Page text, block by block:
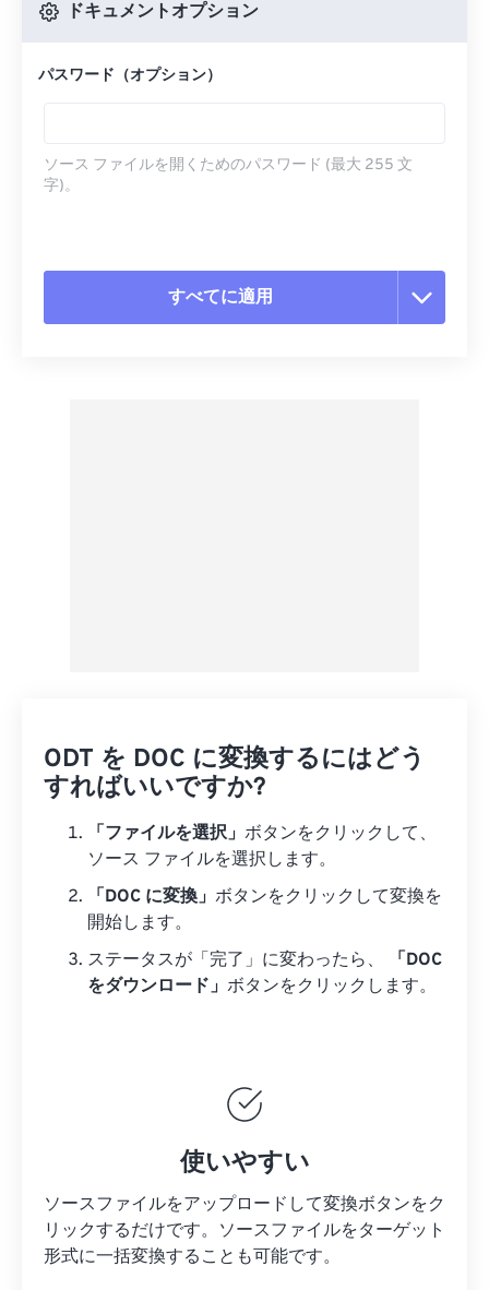
ドキュメントオプション
パスワード（オプション）
ソース ファイルを開くためのパスワード (最大 255 文
字)。
すべてに適用
ODT を DOC に変換するにはどう
すればいいですか?
「ファイルを選択」 ボタンをクリックして、
ソース ファイルを選択します。
「DOC に変換」 ボタンをクリックして変換を
開始します。
ステータスが「完了」に変わったら、
「DOC
をダウンロード」 ボタンをクリックします。
使いやすい
ソースファイルをアップロードして変換ボタンをク
リックするだけです。 ソースファイルをターゲット
形式に一括変換することも可能です。